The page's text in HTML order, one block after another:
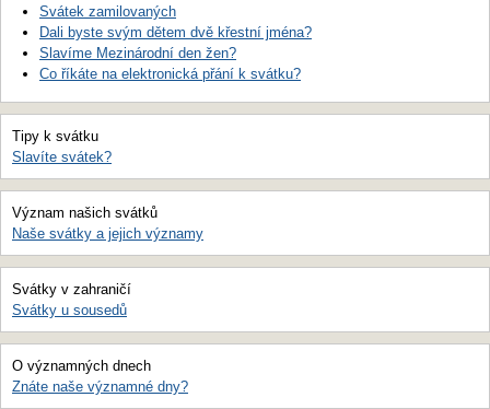
Svátek zamilovaných
Dali byste svým dětem dvě křestní jména?
Slavíme Mezinárodní den žen?
Co říkáte na elektronická přání k svátku?
Tipy k svátku
Slavíte svátek?
Význam našich svátků
Naše svátky a jejich významy
Svátky v zahraničí
Svátky u sousedů
O významných dnech
Znáte naše významné dny?